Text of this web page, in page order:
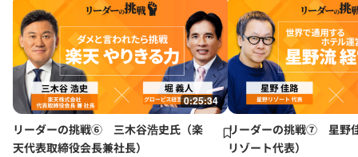
0:25:34
リーダーの挑戦⑥ 三木谷浩史氏（楽
天代表取締役会長兼社長）
リーダーの挑戦⑦ 星野
リゾート代表）